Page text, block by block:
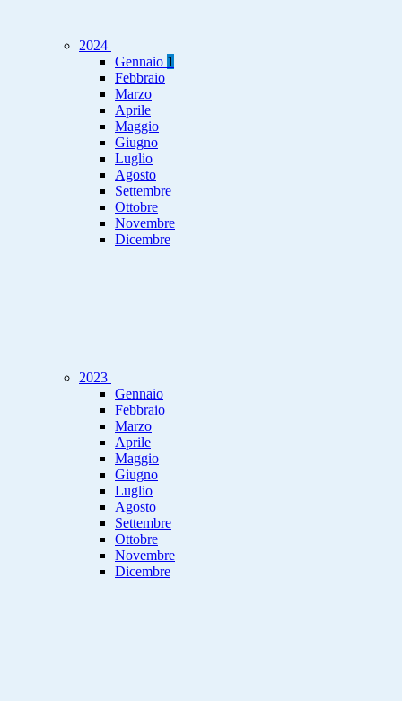
2024
Gennaio 1
Febbraio
Marzo
Aprile
Maggio
Giugno
Luglio
Agosto
Settembre
Ottobre
Novembre
Dicembre
2023
Gennaio
Febbraio
Marzo
Aprile
Maggio
Giugno
Luglio
Agosto
Settembre
Ottobre
Novembre
Dicembre